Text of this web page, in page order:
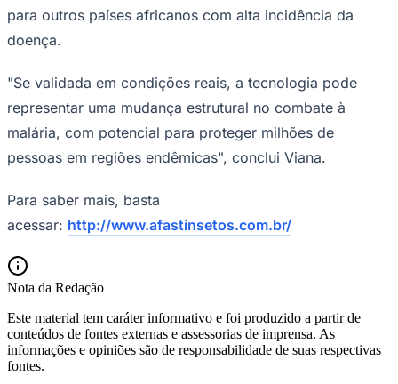
São Paulo
para outros países africanos com alta incidência da
doença.
"Se validada em condições reais, a tecnologia pode
representar uma mudança estrutural no combate à
malária, com potencial para proteger milhões de
pessoas em regiões endêmicas", conclui Viana.
Para saber mais, basta
acessar: http://www.afastinsetos.com.br/
Nota da Redação
Este material tem caráter informativo e foi produzido a partir de
conteúdos de fontes externas e assessorias de imprensa. As
informações e opiniões são de responsabilidade de suas respectivas
fontes.